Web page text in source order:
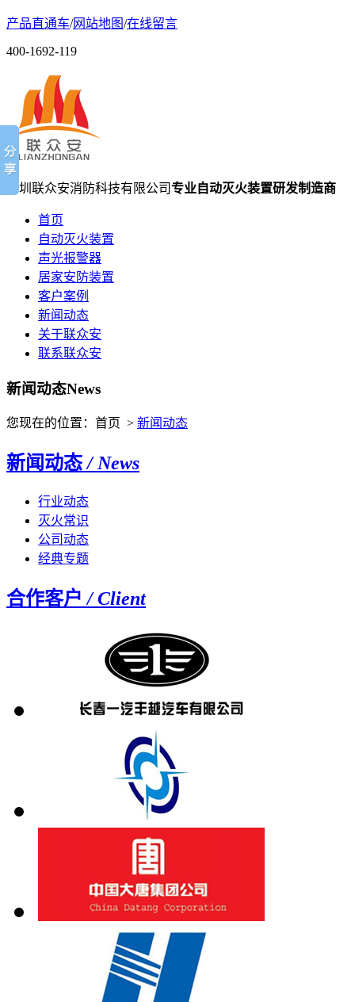
产品直通车/网站地图/在线留言
400-1692-119
深圳联众安消防科技有限公司专业自动灭火装置研发制造商
首页
自动灭火装置
声光报警器
居家安防装置
客户案例
新闻动态
关于联众安
联系联众安
新闻动态News
您现在的位置：首页 > 新闻动态
新闻动态/ News
行业动态
灭火常识
公司动态
经典专题
合作客户/ Client